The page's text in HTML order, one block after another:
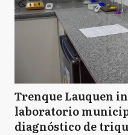
Trenque Lauquen
laboratorio
diagnóstico de